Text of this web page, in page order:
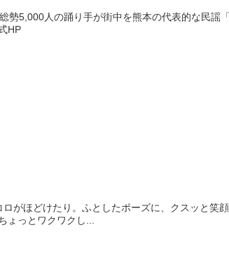
勢5,000人の踊り手が街中を熊本の代表的な民謡
HP
がほどけたり。ふとしたポーズに、クスッと笑
ょっとワクワクし...